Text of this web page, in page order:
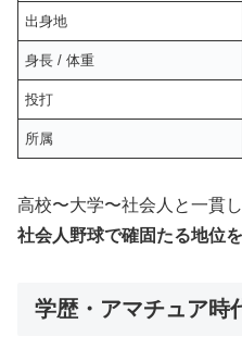
出身地
身長 / 体重
投打
所属
高校〜大学〜社会人と一貫
社会人野球で確固たる地位
学歴・アマチュア時